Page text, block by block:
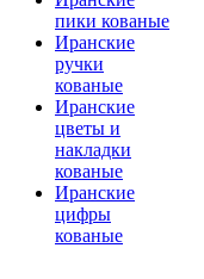
пики кованые
Иранские
ручки
кованые
Иранские
цветы и
накладки
кованые
Иранские
цифры
кованые